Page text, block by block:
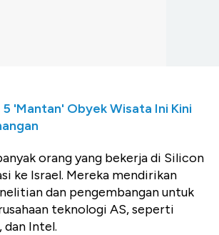
5 'Mantan' Obyek Wisata Ini Kini
orang yang bekerja di Silicon
ke Israel. Mereka mendirikan
dan pengembangan untuk
teknologi AS, seperti
Intel.